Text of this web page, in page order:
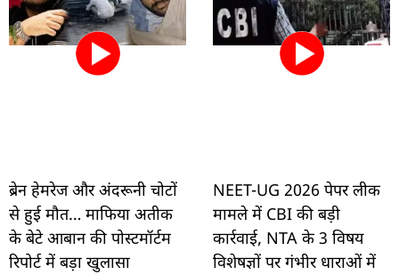
ब्रेन हेमरेज और अंदरूनी चोटों
से हुई मौत… माफिया अतीक
के बेटे आबान की पोस्टमॉर्टम
रिपोर्ट में बड़ा खुलासा
NEET-UG 2026 पेपर लीक
मामले में CBI की बड़ी
कार्रवाई, NTA के 3 विषय
विशेषज्ञों पर गंभीर धाराओं में